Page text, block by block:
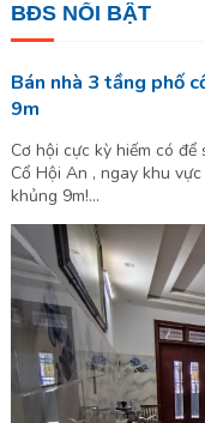
BĐS NỔI BẬT
Bán nhà 3 tầng phố
9m
Cơ hội cực kỳ hiếm có
Cổ Hội An , ngay khu
khủng 9m!...